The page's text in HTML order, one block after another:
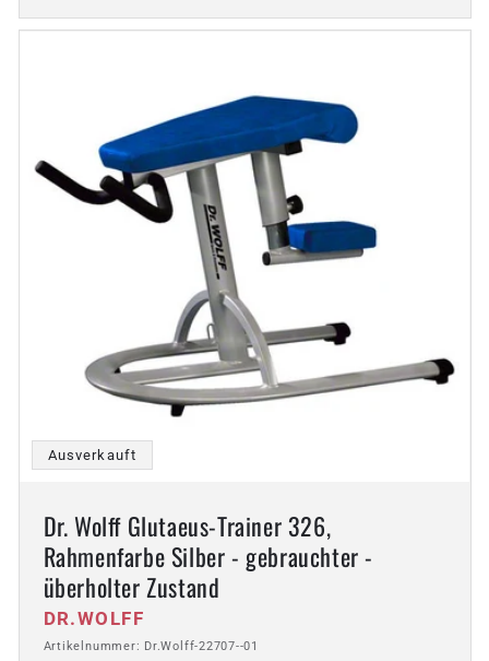
Ausverkauft
Dr. Wolff Glutaeus-Trainer 326,
Rahmenfarbe Silber - gebrauchter -
überholter Zustand
Anbieter:
DR.WOLFF
Artikelnummer: Dr.Wolff-22707--01